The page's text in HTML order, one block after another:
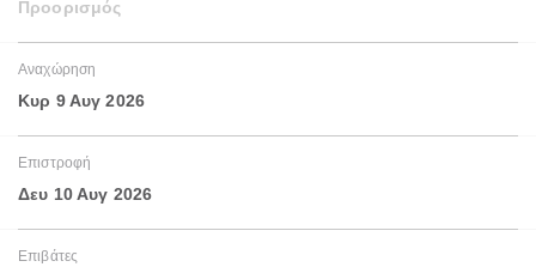
Προορισμός
Αναχώρηση
Κυρ 9 Αυγ 2026
Επιστροφή
Δευ 10 Αυγ 2026
Επιβάτες